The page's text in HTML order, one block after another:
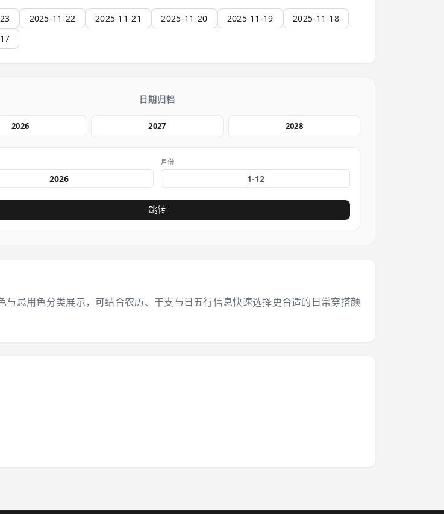
2025-11-22 2025-11-21 2025-11-20 2025-11-19
2025-11-18
日期归档
2026 2027 2028
月份
跳转
忌用色分类展示，可结合农历、干支与日五行信息快速选择更合适的日常穿搭颜